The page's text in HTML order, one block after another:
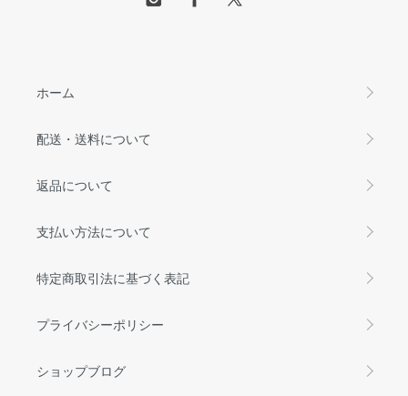
ホーム
配送・送料について
返品について
支払い方法について
特定商取引法に基づく表記
プライバシーポリシー
ショップブログ